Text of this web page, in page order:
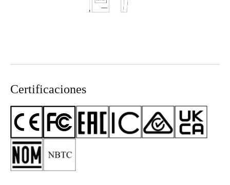
Certificaciones